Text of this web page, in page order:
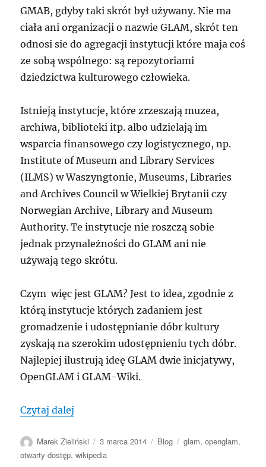
GMAB, gdyby taki skrót był używany. Nie ma
ciała ani organizacji o nazwie GLAM, skrót ten
odnosi sie do agregacji instytucji które maja coś
ze sobą wspólnego: są repozytoriami
dziedzictwa kulturowego człowieka.
Istnieją instytucje, które zrzeszają muzea,
archiwa, biblioteki itp. albo udzielają im
wsparcia finansowego czy logistycznego, np.
Institute of Museum and Library Services
(ILMS) w Waszyngtonie, Museums, Libraries
and Archives Council w Wielkiej Brytanii czy
Norwegian Archive, Library and Museum
Authority. Te instytucje nie roszczą sobie
jednak przynależności do GLAM ani nie
używają tego skrótu.
Czym więc jest GLAM? Jest to idea, zgodnie z
którą instytucje których zadaniem jest
gromadzenie i udostępnianie dóbr kultury
zyskają na szerokim udostępnieniu tych dóbr.
Najlepiej ilustrują ideę GLAM dwie inicjatywy,
OpenGLAM i GLAM-Wiki.
Czytaj dalej
Autor
Marek Zieliński
Data
publikacji
3 marca 2014 Kategorie
Blog Tagi
glam,openglam,
otwarty dostęp,wikipedia